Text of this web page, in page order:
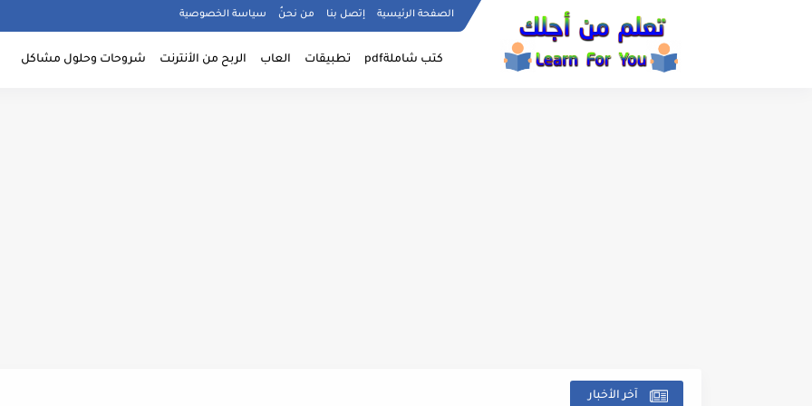
الصفحة الرئيسية إتصل بنا من نحنُ سياسة الخصوصية
كتب شاملةpdf تطبيقات العاب الربح من الأنترنت شروحات وحلول مشاكل
آخر الأخبار